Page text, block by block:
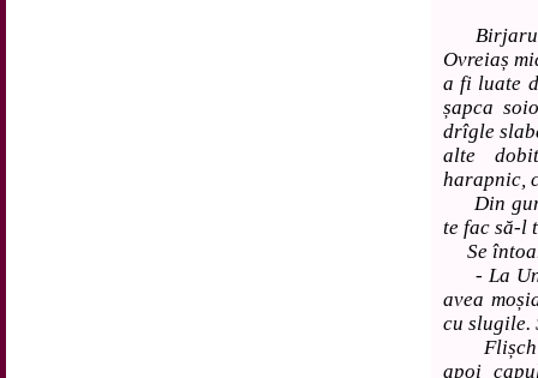
Birjarul
Ovreiaș
a fi luate
șapca
drîgle
alte
harapnic,
Din gura
te fac să-l
Se
- La
avea
cu slugile.
Flișchi,
apoi